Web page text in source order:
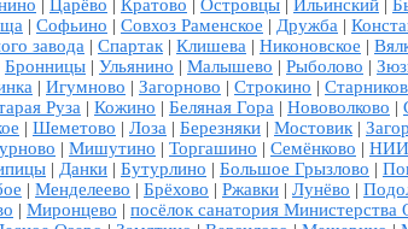
| Царёво | Кратово | Островцы | Ильинский |
| Софьино | Совхоз Раменское | Дружба |
завода | Спартак | Клишева | Никоновское |
Бронницы | Ульянино | Малышево | Рыболово |
| Игумново | Загорново | Строкино |
Руза | Кожино | Беляная Гора | Нововолково |
| Шеметово | Лоза | Березняки | Мостовик |
| Мишутино | Торгашино | Семёнково |
| Данки | Бутурлино | Большое Грызлово |
| Менделеево | Брёхово | Ржавки | Лунёво |
| Миронцево | посёлок санатория